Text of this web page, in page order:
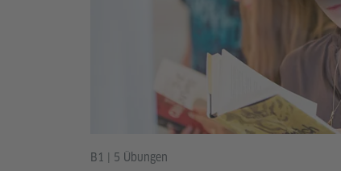
B1 | 5 Übungen